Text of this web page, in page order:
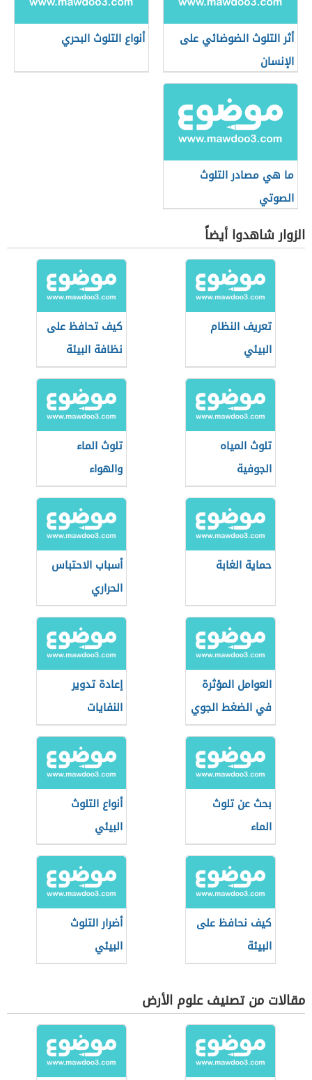
أثر التلوث الضوضائي على
الإنسان
أنواع التلوث البحري
ما هي مصادر التلوث
الصوتي
الزوار شاهدوا أيضاً
تعريف النظام
البيئي
كيف تحافظ على
نظافة البيئة
تلوث المياه
الجوفية
تلوث الماء
والهواء
حماية الغابة
أسباب الاحتباس
الحراري
العوامل المؤثرة
في الضغط الجوي
إعادة تدوير
النفايات
بحث عن تلوث
الماء
أنواع التلوث
البيئي
كيف نحافظ على
البيئة
أضرار التلوث
البيئي
مقالات من تصنيف علوم الأرض